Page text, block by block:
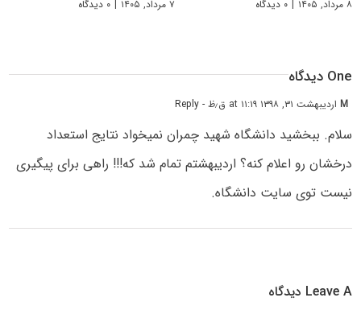
۸ مرداد, ۱۴۰۵ | ۰ دیدگاه ۷ مرداد, ۱۴۰۵ | ۰ دیدگاه
One دیدگاه
Mاردیبهشت ۳۱, ۱۳۹۸ at ۱۱:۱۹ ق٫ظ - Reply
سلام. ببخشید دانشگاه شهید چمران نمیخواد نتایج استعداد
درخشان رو اعلام کنه؟ اردیبهشتم تمام شد که!!! راهی برای پیگیری
نیست توی سایت دانشگاه.
Leave A دیدگاه